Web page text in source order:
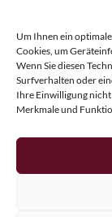
Um Ihnen ein
Cookies, um
Wenn Sie diesen
Surfverhalten oder
Ihre Einwilligung
Merkmale und
Heinz Enzinger-
94166
Deutschland
Tel.:+49
Copyright